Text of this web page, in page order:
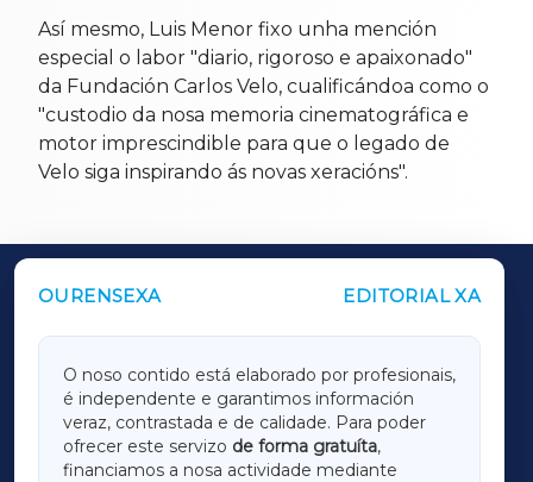
Así mesmo, Luis Menor fixo unha mención
especial o labor "diario, rigoroso e apaixonado"
da Fundación Carlos Velo, cualificándoa como o
"custodio da nosa memoria cinematográfica e
motor imprescindible para que o legado de
Velo siga inspirando ás novas xeracións".
OURENSEXA EDITORIAL XA
O noso contido está elaborado por profesionais,
é independente e garantimos información
veraz, contrastada e de calidade. Para poder
ofrecer este servizo de forma gratuíta,
financiamos a nosa actividade mediante
OUTROS PERIÓDICOS
LUGOXA
TERRACHAXA